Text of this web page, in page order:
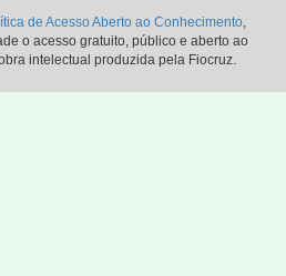
de Acesso Aberto ao Conhecimento,
o acesso gratuito, público e aberto ao
intelectual produzida pela Fiocruz.